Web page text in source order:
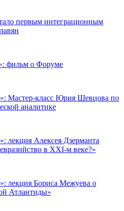
первым интеграционным
фильм о Форуме
Мастер-класс Юрия Шевцова по
аналитике
лекция Алексея Дзерманта
в XXI-м веке?»
лекция Бориса Межуева о
Атлантиды»